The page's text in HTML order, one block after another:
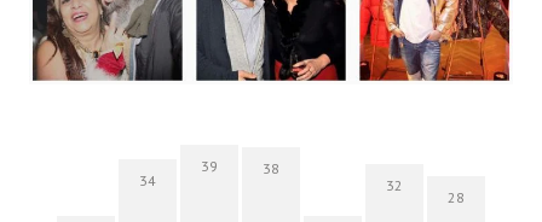
34
39 38
32
28